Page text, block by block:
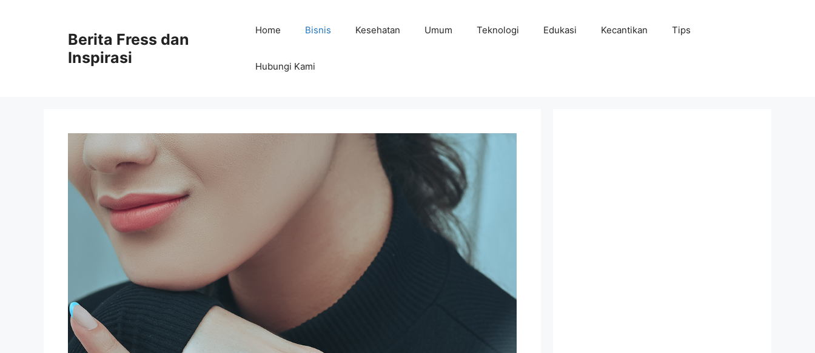
Berita Fress dan
Inspirasi
Home Bisnis Kesehatan Umum Teknologi Edukasi Kecantikan Tips
Hubungi Kami